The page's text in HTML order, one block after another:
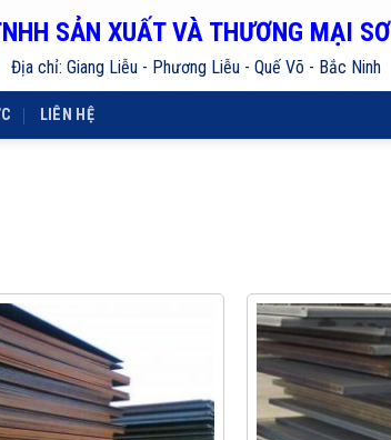
SẢN XUẤT VÀ THƯƠNG MẠI
Địa chỉ: Giang Liễu - Phương Liễu - Quế Võ - Bắc Ninh
LIÊN HỆ